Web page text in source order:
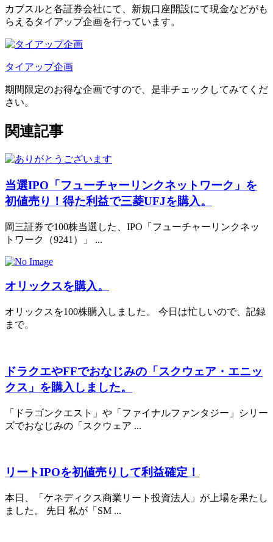
カブスルと各証券会社にて、 新規口座開設にて現金などがも
らえるタイアップ企画を行っています。
タイアップ企画
期間限定のお得な企画ですので、是非チェックしてみてくだ
さい。
関連記事
当選IPO「フューチャーリンクネットワーク」を
初値売り！得た利益で三菱UFJを購入。
岡三証券で100株当選した、IPO「フューチャーリンクネッ
トワーク（9241）」 ...
オリックスを購入。
オリックスを100株購入しました。 今日は忙しいので、記録
まで。
ドラクエやFFでおなじみの「スクウェア・エニッ
クス」を購入しました。
「ドラゴンクエスト」や「ファイナルファンタジー」シリー
ズでおなじみの「スクウェア ...
リートIPOを初値売りして利益確定！
本日、「ケネディクス商業リート投資法人」が上場を果たし
ました。 先日 私が「SM ...